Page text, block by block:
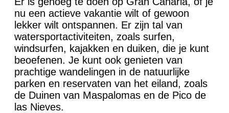
nu een actieve vakantie wilt of gewoon
lekker wilt ontspannen. Er zijn tal van
watersportactiviteiten, zoals surfen,
windsurfen, kajakken en duiken, die je kunt
beoefenen. Je kunt ook genieten van
prachtige wandelingen in de natuurlijke
parken en reservaten van het eiland, zoals
de Duinen van Maspalomas en de Pico de
las Nieves.